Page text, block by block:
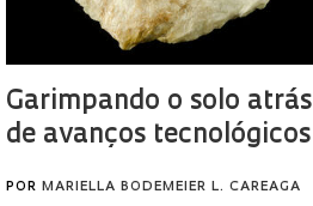
Garimpando o solo atrás
de avanços tecnológicos
POR MARIELLA BODEMEIER L. CAREAGA